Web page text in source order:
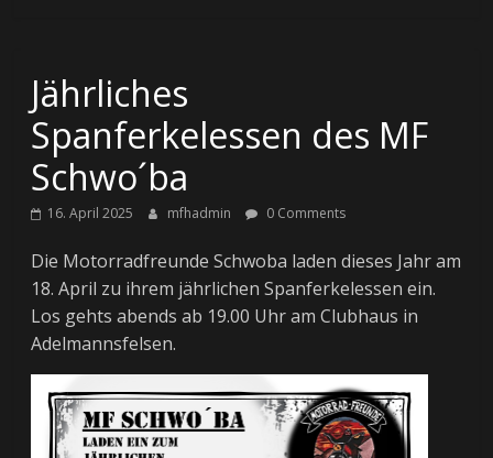
Jährliches
Spanferkelessen des MF
Schwo´ba
16. April 2025 mfhadmin 0 Comments
Die Motorradfreunde Schwoba laden dieses Jahr am
18. April zu ihrem jährlichen Spanferkelessen ein.
Los gehts abends ab 19.00 Uhr am Clubhaus in
Adelmannsfelsen.